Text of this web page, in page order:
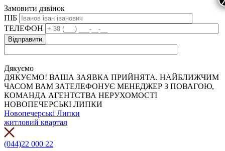
Замовити дзвінок
ПІБ
ТЕЛЕФОН
Дякуємо
ДЯКУЄМО! ВАША ЗАЯВКА ПРИЙНЯТА. НАЙБЛИЖЧИМ
ЧАСОМ ВАМ ЗАТЕЛЕФОНУЄ МЕНЕДЖЕР З ПОВАГОЮ,
КОМАНДА АГЕНТСТВА НЕРУХОМОСТІ
НОВОПЕЧЕРСЬКІ ЛИПКИ
Новопечерські Липки
житловий квартал
(044)22 000 22